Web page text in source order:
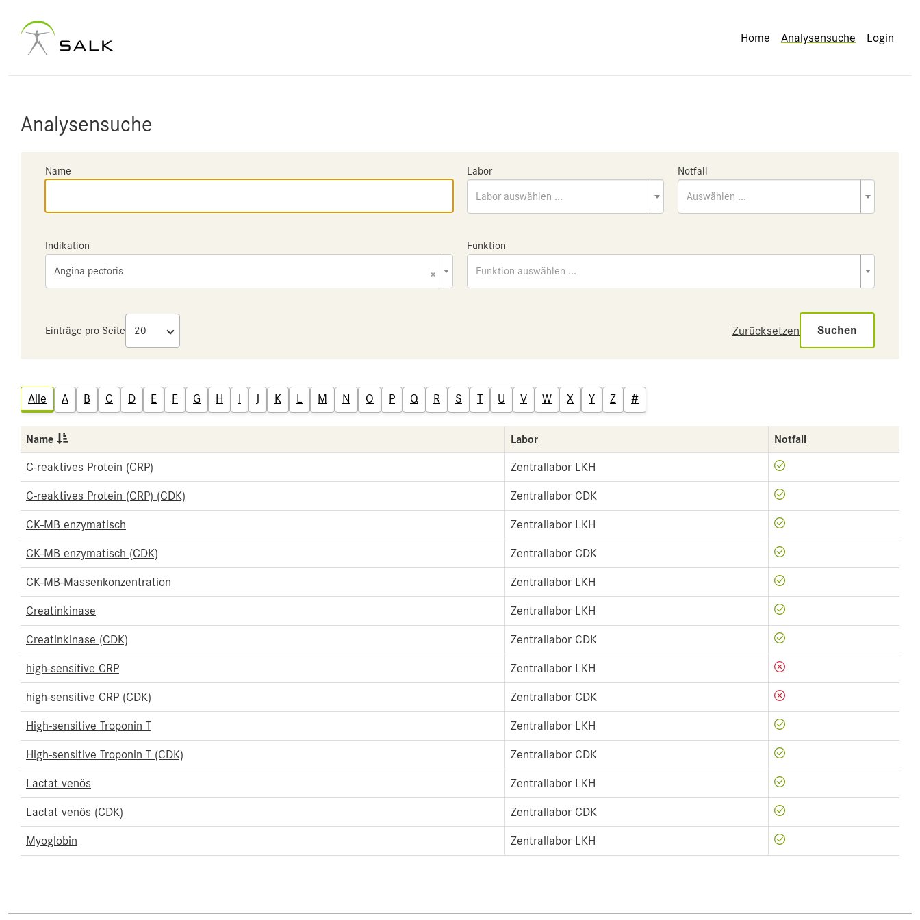
Home Analysensuche Login
Analysensuche
Name Labor
Labor auswählen ...
Notfall
Auswählen ...
Indikation
×
Angina pectoris
Funktion
Funktion auswählen ...
Einträge pro Seite Zurücksetzen Suchen
Alle A B C D E F G H I J K L M N O P Q R S T U V W X Y Z #
Name Labor Notfall
C-reaktives Protein (CRP) Zentrallabor LKH
C-reaktives Protein (CRP) (CDK) Zentrallabor CDK
CK-MB enzymatisch Zentrallabor LKH
CK-MB enzymatisch (CDK) Zentrallabor CDK
CK-MB-Massenkonzentration Zentrallabor LKH
Creatinkinase Zentrallabor LKH
Creatinkinase (CDK) Zentrallabor CDK
high-sensitive CRP Zentrallabor LKH
high-sensitive CRP (CDK) Zentrallabor CDK
High-sensitive Troponin T Zentrallabor LKH
High-sensitive Troponin T (CDK) Zentrallabor CDK
Lactat venös Zentrallabor LKH
Lactat venös (CDK) Zentrallabor CDK
Myoglobin Zentrallabor LKH